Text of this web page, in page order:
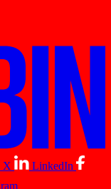
X
LinkedIn